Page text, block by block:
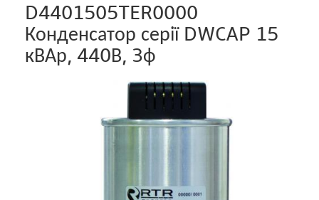
D4401505TER0000
Конденсатор серії DWCAP 15
кВАр, 440В, 3ф